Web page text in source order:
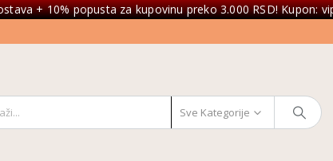
+ 10% popusta za kupovinu preko 3.000 RSD! Kupon:
Sve Kategorije